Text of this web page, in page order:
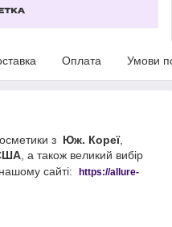
Оплата Умови
з Юж. Кореї,
, а також великий вибір
сайті: https://allure-